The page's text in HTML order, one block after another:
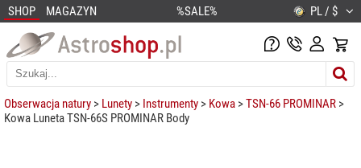
SHOP MAGAZYN %SALE% PL / $
Obserwacja natury > Lunety > Instrumenty > Kowa >TSN-66 PROMINAR >
Kowa Luneta TSN-66S PROMINAR Body